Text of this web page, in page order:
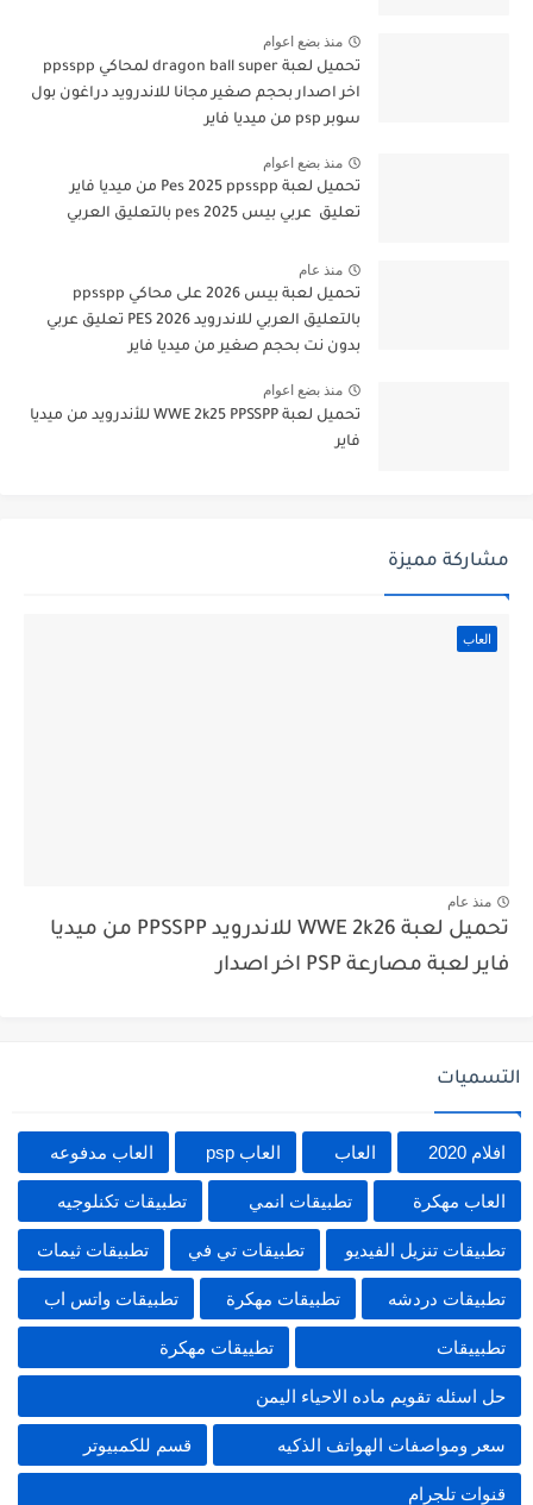
منذ بضع اعوام
تحميل لعبة dragon ball super لمحاكي ppsspp
اخر اصدار بحجم صغير مجانا للاندرويد دراغون بول
سوبر psp من ميديا فاير
منذ بضع اعوام
تحميل لعبة Pes 2025 ppsspp من ميديا فاير
تعليق عربي بيس pes 2025 بالتعليق العربي
منذ عام
تحميل لعبة بيس 2026 على محاكي ppsspp
بالتعليق العربي للاندرويد PES 2026 تعليق عربي
بدون نت بحجم صغير من ميديا فاير
منذ بضع اعوام
تحميل لعبة WWE 2k25 PPSSPP للأندرويد من ميديا
فاير
مشاركة مميزة
العاب
منذ عام
تحميل لعبة WWE 2k26 للاندرويد PPSSPP من ميديا
فاير لعبة مصارعة PSP اخر اصدار
التسميات
افلام 2020 العاب العاب psp العاب مدفوعه
العاب مهكرة تطبيقات انمي تطبيقات تكنلوجيه
تطبيقات تنزيل الفيديو تطبيقات تي في تطبيقات ثيمات
تطبيقات دردشه تطبيقات مهكرة تطبيقات واتس اب
تطبييقات تطييقات مهكرة
حل اسئله تقويم ماده الاحياء اليمن
سعر ومواصفات الهواتف الذكيه قسم للكمبيوتر
قنوات تلجرام